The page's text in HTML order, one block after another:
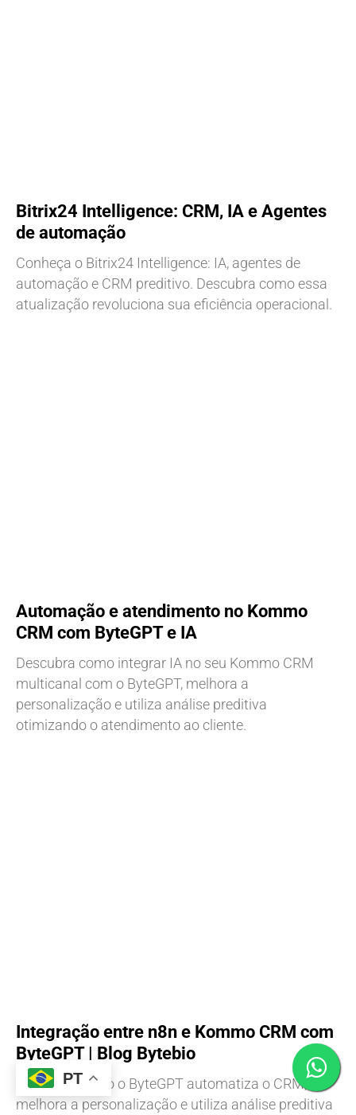
PT
Bitrix24 Intelligence: CRM, IA e Agentes
de automação
Conheça o Bitrix24 Intelligence: IA, agentes de
automação e CRM preditivo. Descubra como essa
atualização revoluciona sua eficiência operacional.
Automação e atendimento no Kommo
CRM com ByteGPT e IA
Descubra como integrar IA no seu Kommo CRM
multicanal com o ByteGPT, melhora a
personalização e utiliza análise preditiva
otimizando o atendimento ao cliente.
Integração entre n8n e Kommo CRM com
ByteGPT | Blog Bytebio
Descubra como o ByteGPT automatiza o CRM,
melhora a personalização e utiliza análise preditiva